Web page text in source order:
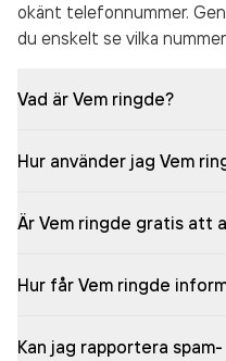
okänt telefonnummer.
du enskelt se vilka
Vad är Vem ringde?
Hur använder jag Vem
Är Vem ringde gratis att
Hur får Vem ringde
Kan jag rapportera